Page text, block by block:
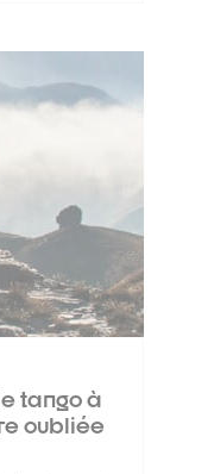
tango à
oubliée